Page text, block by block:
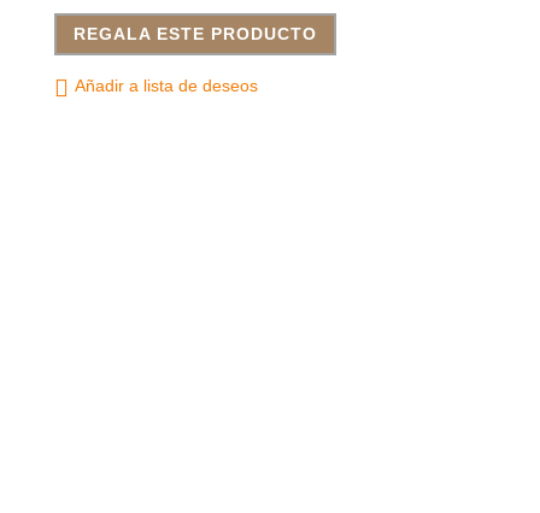
REGALA ESTE PRODUCTO
Añadir a lista de deseos